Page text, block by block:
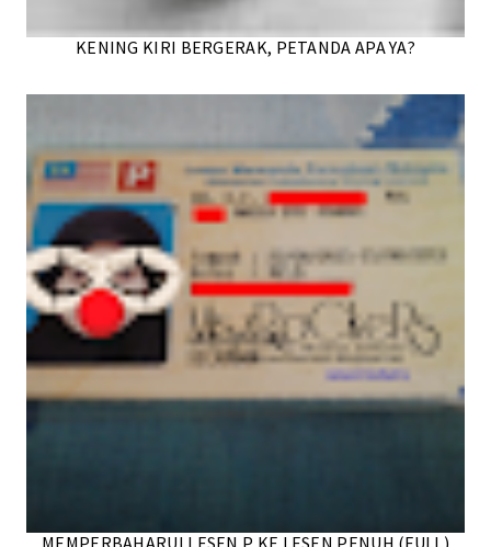
KENING KIRI BERGERAK, PETANDA APA YA?